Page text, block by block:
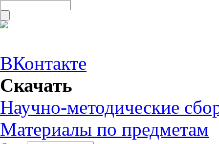
ВКонтакте
Скачать
Научно-методические
Материалы по предметам